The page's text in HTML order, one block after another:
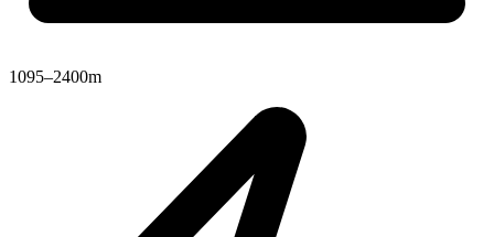
1095–2400m